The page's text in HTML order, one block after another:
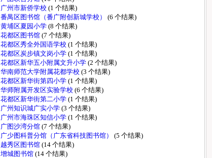
广州市新侨学校(1 个结果)
番禺区图书馆（番广附创新城学校）(6 个结果)
黄埔区夏园小学(8 个结果)
花都区图书馆(7 个结果)
花都区秀全外国语学校(1 个结果)
花都区炭步镇文岗小学(1 个结果)
花都区新华五小附属文升小学(2 个结果)
华南师范大学附属花都学校(3 个结果)
花都区新华街第四小学(1 个结果)
华师附属开发区实验学校(6 个结果)
花都区新华街第二小学(1 个结果)
广州知识城广实小学(3 个结果)
广州市海珠区知信小学(1 个结果)
广图沙湾分馆(7 个结果)
广少图科普分馆（广东省科技图书馆）(5 个结果)
越秀区图书馆(14 个结果)
增城图书馆(14 个结果)